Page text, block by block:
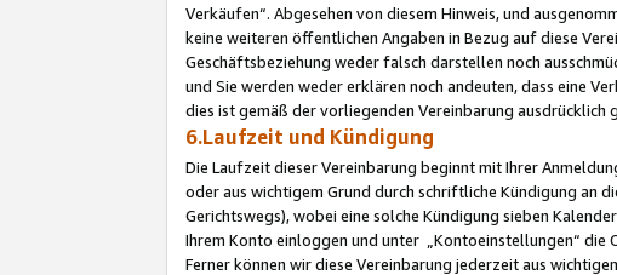
Verkäufen“. Abgesehen von diesem Hinweis, und
keine weiteren öffentlichen Angaben in Bezug auf diese
Geschäftsbeziehung weder falsch darstellen noch
und Sie werden weder erklären noch andeuten, dass eine
dies ist gemäß der vorliegenden Vereinbarung ausdrücklich
6.Laufzeit und Kündigung
Die Laufzeit dieser Vereinbarung beginnt mit Ihrer
oder aus wichtigem Grund durch schriftliche Kündigung an
Gerichtswegs), wobei eine solche Kündigung sieben
Ihrem Konto einloggen und unter „Kontoeinstellungen“ die
Ferner können wir diese Vereinbarung jederzeit aus